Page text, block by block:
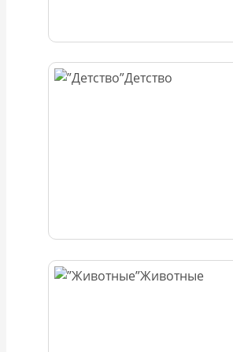
Детство
Животные